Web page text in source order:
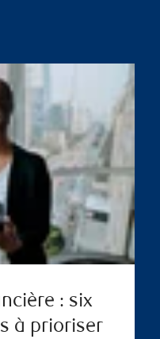
: six
à prioriser